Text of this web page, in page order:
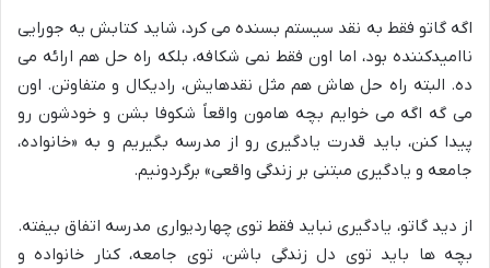
اگه گاتو فقط به نقد سیستم بسنده می کرد، شاید کتابش یه جورایی
ناامیدکننده بود، اما اون فقط نمی شکافه، بلکه راه حل هم ارائه می
ده. البته راه حل هاش هم مثل نقدهایش، رادیکال و متفاوتن. اون
می گه اگه می خوایم بچه هامون واقعاً شکوفا بشن و خودشون رو
پیدا کنن، باید قدرت یادگیری رو از مدرسه بگیریم و به «خانواده،
جامعه و یادگیری مبتنی بر زندگی واقعی» برگردونیم.
از دید گاتو، یادگیری نباید فقط توی چهاردیواری مدرسه اتفاق بیفته.
بچه ها باید توی دل زندگی باشن، توی جامعه، کنار خانواده و